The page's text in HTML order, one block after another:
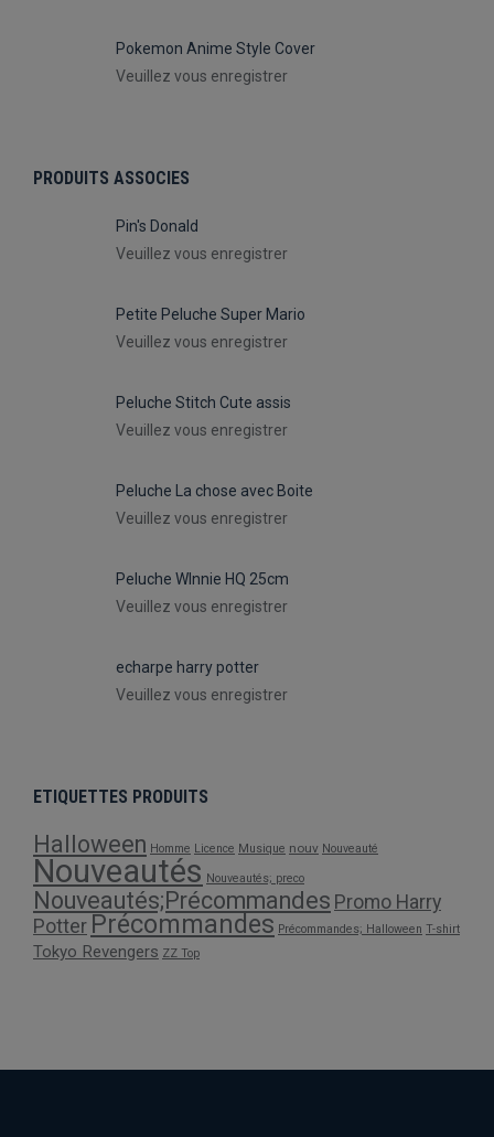
Pokemon Anime Style Cover
Veuillez vous enregistrer
PRODUITS ASSOCIES
Pin's Donald
Veuillez vous enregistrer
Petite Peluche Super Mario
Veuillez vous enregistrer
Peluche Stitch Cute assis
Veuillez vous enregistrer
Peluche La chose avec Boite
Veuillez vous enregistrer
Peluche WInnie HQ 25cm
Veuillez vous enregistrer
echarpe harry potter
Veuillez vous enregistrer
ETIQUETTES PRODUITS
Halloween Homme Licence Musique nouv Nouveauté
Nouveautés Nouveautés; preco
Nouveautés;Précommandes Promo Harry
Potter Précommandes Précommandes; Halloween T-shirt
Tokyo Revengers ZZ Top